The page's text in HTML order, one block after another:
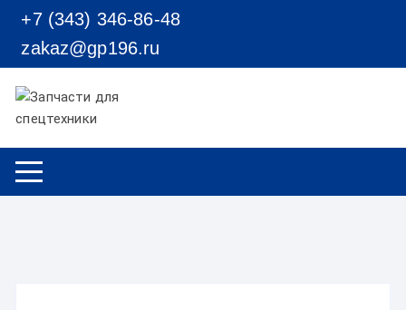
Перейти к содержимому
+7 (343) 346-86-48
zakaz@gp196.ru